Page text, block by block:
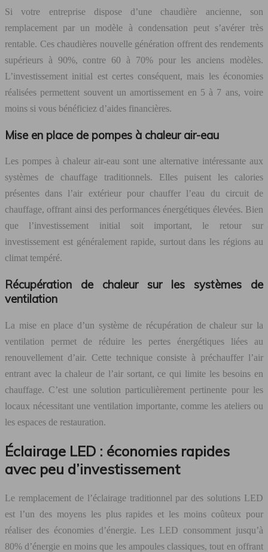
Si votre entreprise dispose d’une chaudière ancienne, son
remplacement par un modèle à condensation peut s’avérer très
rentable. Ces chaudières nouvelle génération offrent des rendements
supérieurs à 90%, contre 60 à 70% pour les anciens modèles.
L’investissement initial est certes conséquent, mais les économies
réalisées permettent souvent un amortissement en 5 à 7 ans, voire
moins si vous bénéficiez d’aides financières.
Mise en place de pompes à chaleur air-eau
Les pompes à chaleur air-eau sont une alternative intéressante aux
systèmes de chauffage traditionnels. Elles puisent les calories
présentes dans l’air extérieur pour chauffer l’eau du circuit de
chauffage, offrant ainsi des performances énergétiques élevées. Bien
que l’investissement initial soit important, le retour sur
investissement est généralement rapide, surtout dans les régions au
climat tempéré.
Récupération de chaleur sur les systèmes de
ventilation
La mise en place d’un système de récupération de chaleur sur la
ventilation permet de réduire les pertes énergétiques liées au
renouvellement d’air. Cette technique consiste à préchauffer l’air
entrant avec la chaleur de l’air sortant, ce qui limite les besoins en
chauffage. C’est une solution particulièrement pertinente pour les
locaux nécessitant une ventilation importante, comme les ateliers ou
les espaces de restauration.
Éclairage LED : économies rapides
avec peu d’investissement
Le remplacement de l’éclairage traditionnel par des solutions LED
est l’un des moyens les plus rapides et les moins coûteux pour
réaliser des économies d’énergie. Les LED consomment jusqu’à
80% d’énergie en moins que les ampoules classiques, tout en offrant